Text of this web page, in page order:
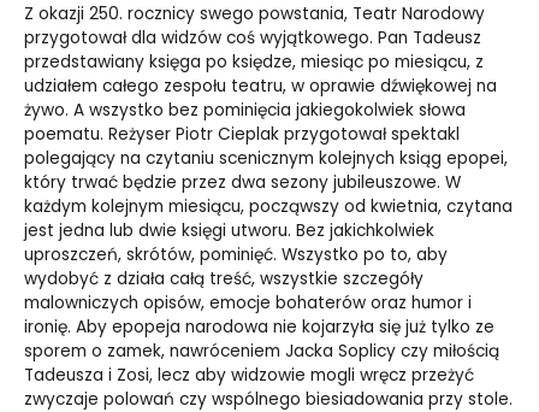
Z okazji 250. rocznicy swego powstania, Teatr Narodowy
przygotował dla widzów coś wyjątkowego. Pan Tadeusz
przedstawiany księga po księdze, miesiąc po miesiącu, z
udziałem całego zespołu teatru, w oprawie dźwiękowej na
żywo. A wszystko bez pominięcia jakiegokolwiek słowa
poematu. Reżyser Piotr Cieplak przygotował spektakl
polegający na czytaniu scenicznym kolejnych ksiąg epopei,
który trwać będzie przez dwa sezony jubileuszowe. W
każdym kolejnym miesiącu, począwszy od kwietnia, czytana
jest jedna lub dwie księgi utworu. Bez jakichkolwiek
uproszczeń, skrótów, pominięć. Wszystko po to, aby
wydobyć z działa całą treść, wszystkie szczegóły
malowniczych opisów, emocje bohaterów oraz humor i
ironię. Aby epopeja narodowa nie kojarzyła się już tylko ze
sporem o zamek, nawróceniem Jacka Soplicy czy miłością
Tadeusza i Zosi, lecz aby widzowie mogli wręcz przeżyć
zwyczaje polowań czy wspólnego biesiadowania przy stole.